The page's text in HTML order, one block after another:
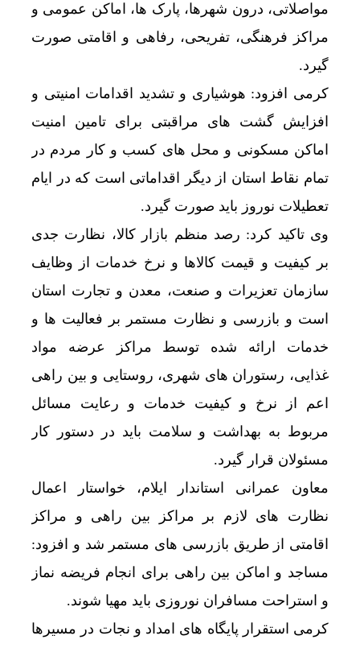
مواصلاتی، درون شهرها، پارک ها، اماکن عمومی و
مراکز فرهنگی، تفریحی، رفاهی و اقامتی صورت
گیرد.
کرمی افزود: هوشیاری و تشدید اقدامات امنیتی و
افزایش گشت های مراقبتی برای تامین امنیت
اماکن مسکونی و محل های کسب و کار مردم در
تمام نقاط استان از دیگر اقداماتی است که در ایام
تعطیلات نوروز باید صورت گیرد.
وی تاکید کرد: رصد منظم بازار کالا، نظارت جدی
بر کیفیت و قیمت کالاها و نرخ خدمات از وظایف
سازمان تعزیرات و صنعت، معدن و تجارت استان
است و بازرسی و نظارت مستمر بر فعالیت ها و
خدمات ارائه شده توسط مراکز عرضه مواد
غذایی، رستوران های شهری، روستایی و بین راهی
اعم از نرخ و کیفیت خدمات و رعایت مسائل
مربوط به بهداشت و سلامت باید در دستور کار
مسئولان قرار گیرد.
معاون عمرانی استاندار ایلام، خواستار اعمال
نظارت های لازم بر مراکز بین راهی و مراکز
اقامتی از طریق بازرسی های مستمر شد و افزود:
مساجد و اماکن بین راهی برای انجام فریضه نماز
و استراحت مسافران نوروزی باید مهیا شوند.
کرمی استقرار پایگاه های امداد و نجات در مسیرها